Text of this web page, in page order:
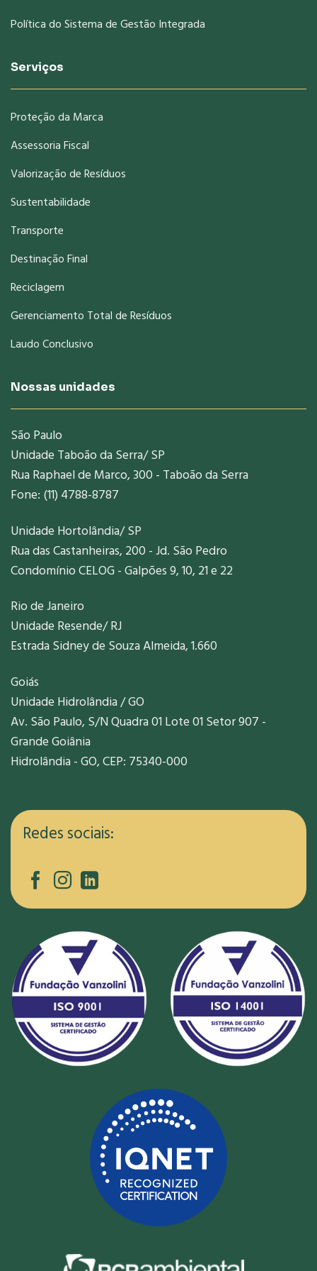
Política do Sistema de Gestão Integrada
Serviços
Proteção da Marca
Assessoria Fiscal
Valorização de Resíduos
Sustentabilidade
Transporte
Destinação Final
Reciclagem
Gerenciamento Total de Resíduos
Laudo Conclusivo
Nossas unidades
São Paulo
Unidade Taboão da Serra/ SP
Rua Raphael de Marco, 300 - Taboão da Serra
Fone: (11) 4788-8787
Unidade Hortolândia/ SP
Rua das Castanheiras, 200 - Jd. São Pedro
Condomínio CELOG - Galpões 9, 10, 21 e 22
Rio de Janeiro
Unidade Resende/ RJ
Estrada Sidney de Souza Almeida, 1.660
Goiás
Unidade Hidrolândia / GO
Av. São Paulo, S/N Quadra 01 Lote 01 Setor 907 -
Grande Goiânia
Hidrolândia - GO, CEP: 75340-000
Redes sociais: